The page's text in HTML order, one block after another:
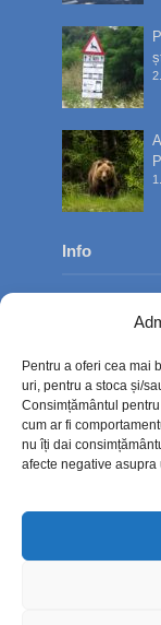
Pentru a oferi cea mai
uri, pentru a stoca și/
Consimțământul
cum ar fi
nu îți dai
afecte negative
Info
Contact
Politica
Politică